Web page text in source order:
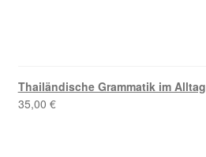
Thailändische Grammatik im Alltag
35,00 €